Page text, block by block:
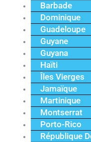
Barbade
Dominique
Guadeloupe
Guyane
Guyana
Haïti
Îles Vierges
Jamaïque
Martinique
Montserrat
Porto-Rico
République